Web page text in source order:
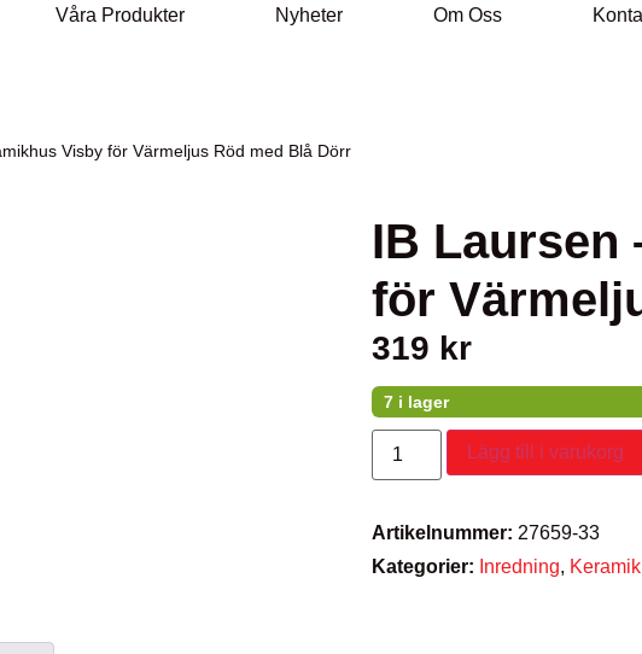
Våra Produkter Nyheter Om Oss
Visby för Värmeljus Röd med Blå Dörr
IB Laursen
för
319 kr
7 i lager
Lägg till i varukorg
Artikelnummer: 27659-33
Kategorier: Inredning,